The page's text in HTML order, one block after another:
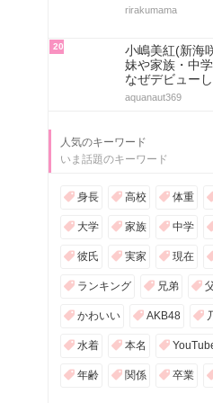
rirakumama
20
小嶋美紅(新海
妹や家族・中
なぜデビュー
aquanaut369
人気のキーワード
いま話題のキーワード
身長 高校 体重
大学 家族 中学
彼氏 実家 現在
ランキング 兄弟
かわいい AKB48
水着 本名
年齢 関係 卒業